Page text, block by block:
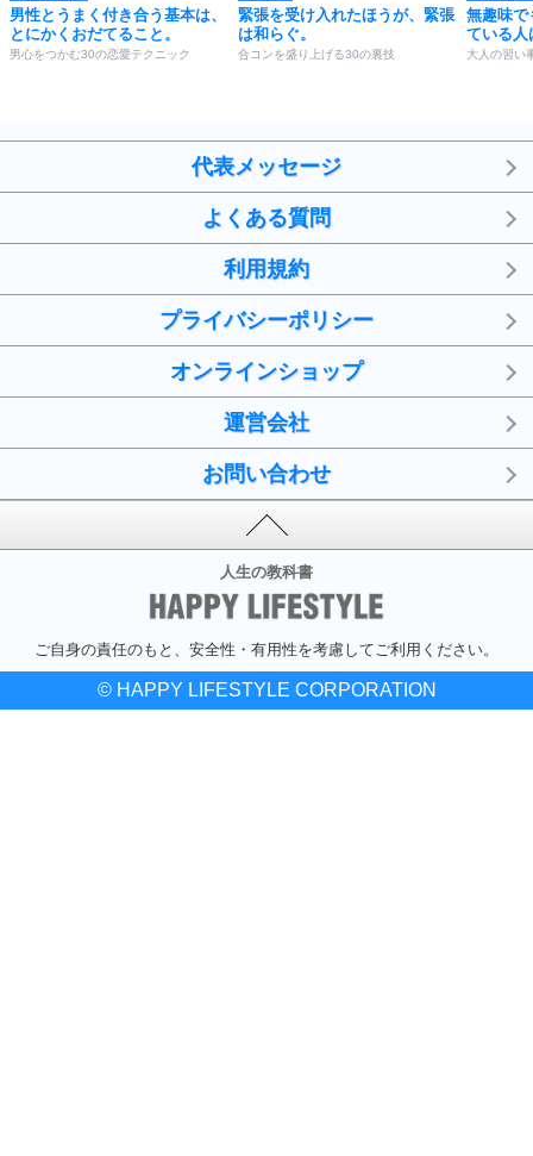
男性とうまく付き合う基本は、
とにかくおだてること。
男心をつかむ30の恋愛テクニック
緊張を受け入れたほうが、緊張
は和らぐ。
合コンを盛り上げる30の裏技
無趣味で
ている人
大人の習い
代表メッセージ
よくある質問
利用規約
プライバシーポリシー
オンラインショップ
運営会社
お問い合わせ
人生の教科書
ご自身の責任のもと、安全性・有用性を考慮してご利用ください。
© HAPPY LIFESTYLE CORPORATION